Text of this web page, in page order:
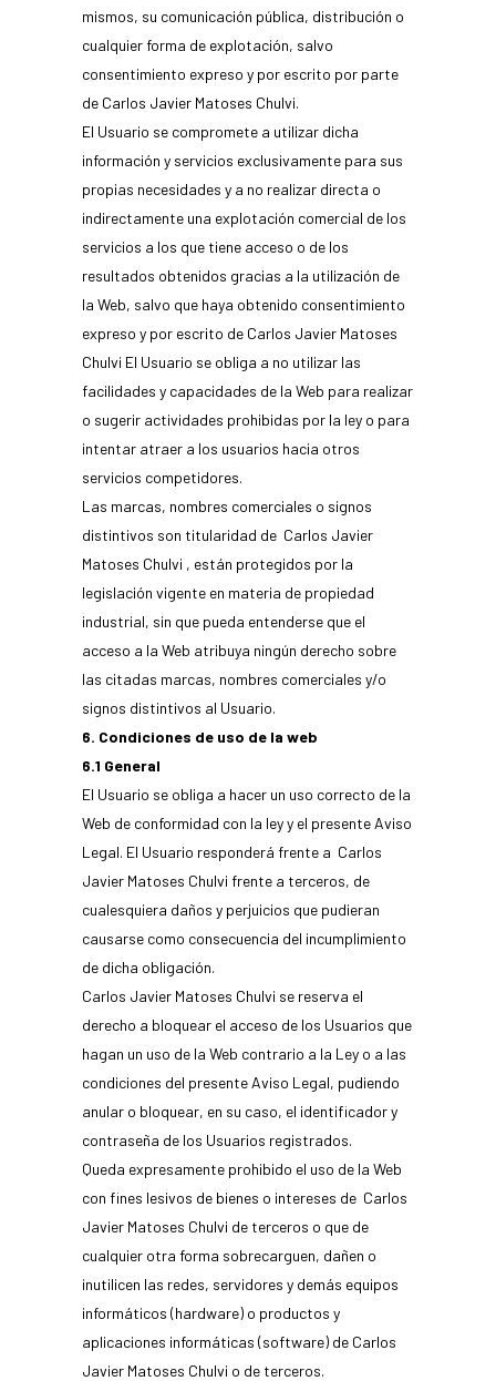
mismos, su comunicación pública, distribución o
cualquier forma de explotación, salvo
consentimiento expreso y por escrito por parte
de Carlos Javier Matoses Chulvi.
El Usuario se compromete a utilizar dicha
información y servicios exclusivamente para sus
propias necesidades y a no realizar directa o
indirectamente una explotación comercial de los
servicios a los que tiene acceso o de los
resultados obtenidos gracias a la utilización de
la Web, salvo que haya obtenido consentimiento
expreso y por escrito de Carlos Javier Matoses
Chulvi El Usuario se obliga a no utilizar las
facilidades y capacidades de la Web para realizar
o sugerir actividades prohibidas por la ley o para
intentar atraer a los usuarios hacia otros
servicios competidores.
Las marcas, nombres comerciales o signos
distintivos son titularidad de Carlos Javier
Matoses Chulvi , están protegidos por la
legislación vigente en materia de propiedad
industrial, sin que pueda entenderse que el
acceso a la Web atribuya ningún derecho sobre
las citadas marcas, nombres comerciales y/o
signos distintivos al Usuario.
6. Condiciones de uso de la web
6.1 General
El Usuario se obliga a hacer un uso correcto de la
Web de conformidad con la ley y el presente Aviso
Legal. El Usuario responderá frente a Carlos
Javier Matoses Chulvi frente a terceros, de
cualesquiera daños y perjuicios que pudieran
causarse como consecuencia del incumplimiento
de dicha obligación.
Carlos Javier Matoses Chulvi se reserva el
derecho a bloquear el acceso de los Usuarios que
hagan un uso de la Web contrario a la Ley o a las
condiciones del presente Aviso Legal, pudiendo
anular o bloquear, en su caso, el identificador y
contraseña de los Usuarios registrados.
Queda expresamente prohibido el uso de la Web
con fines lesivos de bienes o intereses de Carlos
Javier Matoses Chulvi de terceros o que de
cualquier otra forma sobrecarguen, dañen o
inutilicen las redes, servidores y demás equipos
informáticos (hardware) o productos y
aplicaciones informáticas (software) de Carlos
Javier Matoses Chulvi o de terceros.